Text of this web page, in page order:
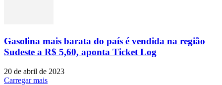
Gasolina mais barata do país é vendida na região
Sudeste a R$ 5,60, aponta Ticket Log
20 de abril de 2023
Carregar mais